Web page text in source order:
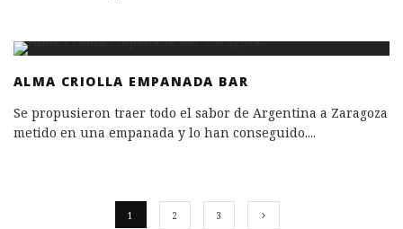
ALMA CRIOLLA EMPANADA BAR
Se propusieron traer todo el sabor de Argentina a Zaragoza
metido en una empanada y lo han conseguido....
1 2 3